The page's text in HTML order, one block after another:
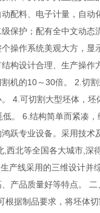
配料、电子计量，自
保护；配有全中文动
操作系统美观大方，
构设计合理、生产操
机的10～30倍。 2.切
4.可切割大型坯体，
。 6.结构简单而紧凑
跃专业设备。采用技
西北等全国各大城市,
产线采用的三维设计
产品质量好等特点。
根据制品要求，将坯体